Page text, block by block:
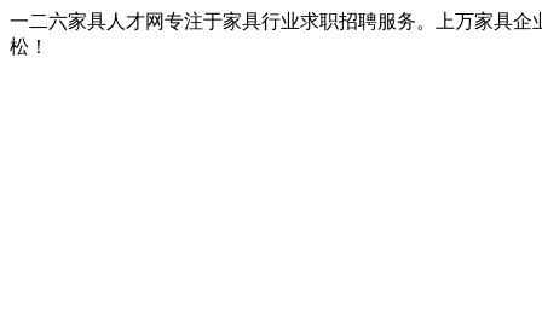
一二六家具人才网专注于家具行业求职招聘服务。上万家具
松！